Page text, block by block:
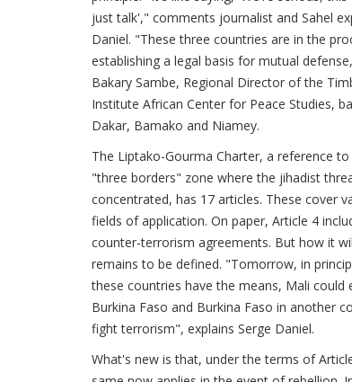
just talk'," comments journalist and Sahel
Daniel. "These three countries are in the
establishing a legal basis for mutual
Bakary Sambe, Regional Director of the
Institute African Center for Peace Studies,
Dakar, Bamako and Niamey.
The Liptako-Gourma Charter, a reference to
"three borders" zone where the jihadist
concentrated, has 17 articles. These cover
fields of application. On paper, Article 4
counter-terrorism agreements. But how it
remains to be defined. "Tomorrow, in
these countries have the means, Mali could
Burkina Faso and Burkina Faso in another
fight terrorism", explains Serge Daniel.
What's new is that, under the terms of